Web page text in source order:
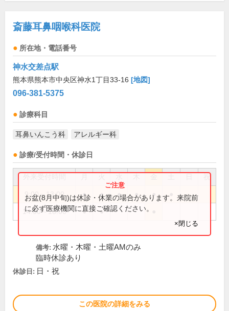
斎藤耳鼻咽喉科医院
所在地・電話番号
神水交差点駅
熊本県熊本市中央区神水1丁目33-16 [地図]
096-381-5375
診療科目
耳鼻いんこう科 アレルギー科
診療/受付時間・休診日
祝
9:00～13:00 ● ● ● ● ●
14:00～18:00 ● ●
お盆(8月中旬)は休診・休業の場合があります。来院前
に必ず医療機関に直接ご確認ください。
×閉じる
備考: 水曜・木曜・土曜AMのみ
臨時休診あり
休診日: 日・祝
この医院の詳細をみる